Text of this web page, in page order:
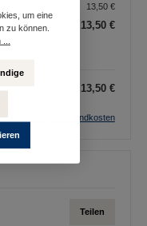
13,50 €
13,50 €
13,50 €
MwSt. zzgl. Versandkosten
Teilen
um eine
zu können.